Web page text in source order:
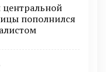
пополнился